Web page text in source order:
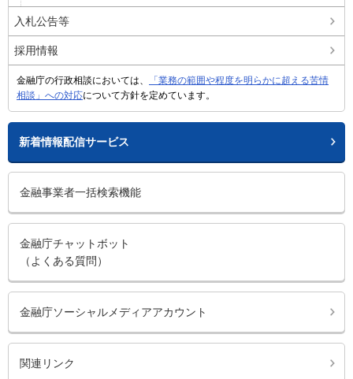
入札公告等
採用情報
金融庁の行政相談においては、
「業務の範囲や程度を明らかに超える苦情
相談」への対応について方針を定めています。
新着情報配信サービス
金融事業者一括検索機能
金融庁チャットボット
（よくある質問）
金融庁ソーシャルメディアアカウント
関連リンク